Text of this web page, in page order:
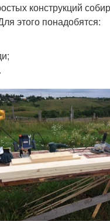
конструкций
этого понадобятся: